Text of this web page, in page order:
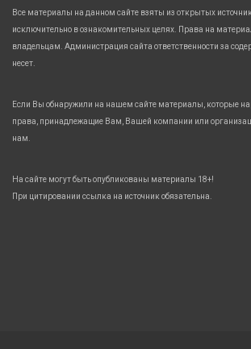
Все материалы на данном сайте взяты из открытых
исключительно в ознакомительных целях. Права на
владельцам. Администрация сайта ответственности за
несет.
Если Вы обнаружили на нашем сайте материалы, которые
права, принадлежащие Вам, Вашей компании или
нам.
На сайте могут быть опубликованы материалы 18+!
При цитировании ссылка на источник обязательна.